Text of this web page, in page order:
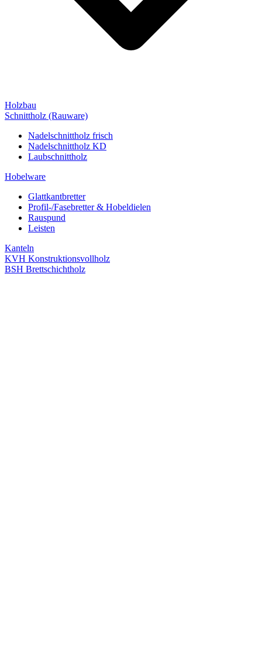
Holzbau
Schnittholz (Rauware)
Nadelschnittholz frisch
Nadelschnittholz KD
Laubschnittholz
Hobelware
Glattkantbretter
Profil-/Fasebretter & Hobeldielen
Rauspund
Leisten
Kanteln
KVH Konstruktionsvollholz
BSH Brettschichtholz